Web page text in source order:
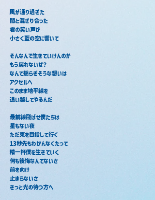
風が通り過ぎた
闇と混ざり合った
君の笑い声が
小さく藍の空に響いて
そんなんで生きていけんのか
もう戻れないぜ？
なんて揺らぎそうな想いは
アクセルへ
このまま地平線を
追い越してやるんだ
最前線飛ばせ僕たちは
星もない夜
ただ東を目指して行く
13秒先もわかんなくたって
精一杯僕を生きていく
何も後悔なんてないさ
前を向け
止まらないさ
きっと光の待つ方へ